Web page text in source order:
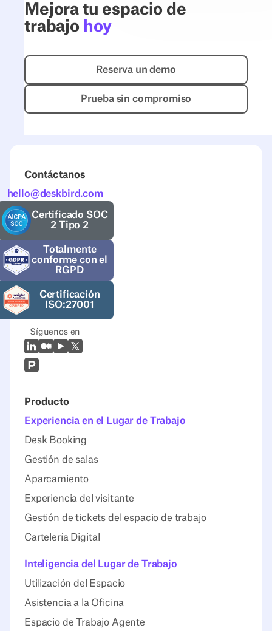
Mejora tu espacio de
trabajo hoy
Reserva un demo
Prueba sin compromiso
Prueba sin compromiso
Contáctanos
hello@deskbird.com
Certificado SOC
2 Tipo 2
Totalmente
conforme con el
RGPD
Certificación
ISO:27001
Síguenos en
LinkedIn
Mediano
YoutubeX (Twitter)
Prodcut Hunt
Producto
Experiencia en el Lugar de Trabajo
Desk Booking
Gestión de salas
Aparcamiento
Experiencia del visitante
Gestión de tickets del espacio de trabajo
Cartelería Digital
Inteligencia del Lugar de Trabajo
Utilización del Espacio
Asistencia a la Oficina
Espacio de Trabajo Agente